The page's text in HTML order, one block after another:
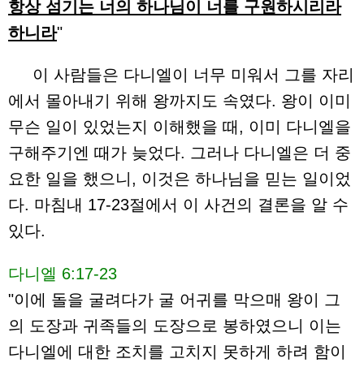
항상 섬기는 너의 하나님이 너를 구원하시리라
하니라"
이 사람들은 다니엘이 너무 미워서 그를 자리
에서 몰아내기 위해 왕까지도 속였다. 왕이 이미
무슨 일이 있었는지 이해했을 때, 이미 다니엘을
구해주기엔 때가 늦었다. 그러나 다니엘은 더 중
요한 일을 했으니, 이것은 하나님을 믿는 일이었
다. 마침내 17-23절에서 이 사건의 결론을 알 수
있다.
다니엘 6:17-23
"이에 돌을 굴려다가 굴 어귀를 막으매 왕이 그
의 도장과 귀족들의 도장으로 봉하였으니 이는
다니엘에 대한 조치를 고치지 못하게 하려 함이